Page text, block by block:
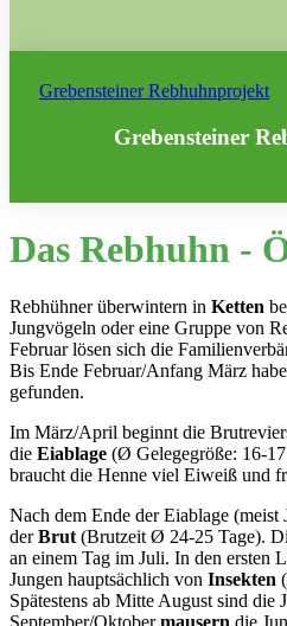
Grebensteiner Rebhuhnprojekt
Grebensteiner
Das Rebhuhn -
Rebhühner überwintern in Ketten
Jungvögeln oder eine Gruppe von
Februar lösen sich die
Bis Ende Februar/Anfang März
gefunden.
Im März/April beginnt die
die Eiablage (Ø Gelegegröße: 16-
braucht die Henne viel Eiweiß und
Nach dem Ende der Eiablage
derBrut (Brutzeit Ø 24-25 Tage).
an einem Tag im Juli. In den ersten
Jungen hauptsächlich von Insekten
Spätestens ab Mitte August sind die